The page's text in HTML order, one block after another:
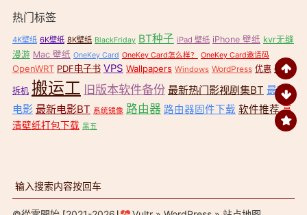
热门标签
4K壁纸 6K壁纸 8K壁纸 BlackFriday BT种子 iPad 壁纸 iPhone 壁纸 kvr无缝
漫游 Mac 壁纸 OneKey Card OneKey Card怎么样？ OneKey Card邀请码
OpenWRT PDF电子书 VPS Wallpapers Windows WordPress 优惠 壁纸
拆机 搬运工 旧版本软件备份 最新热门影视剧集BT 最新
电影 最新电影BT 系统镜像 路由器 路由器固件下载 软件推荐 高
清壁纸打包下载 黑五